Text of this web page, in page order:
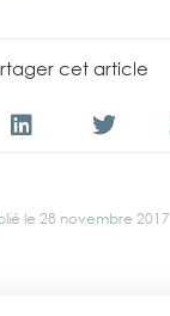
cet article
le 28 novembre 2017